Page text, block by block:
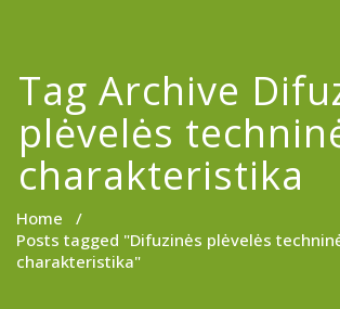
Tag Archive
plėvelės
charakteristika
Home /
Posts tagged "Difuzinės plėvelės
charakteristika"